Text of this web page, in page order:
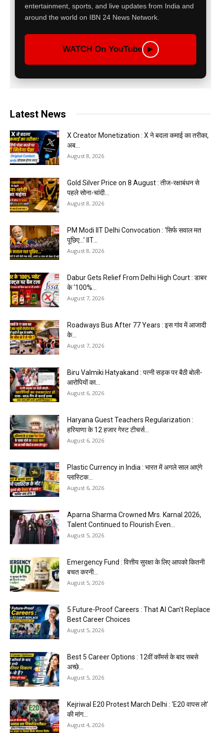
entertainment, sports, and live updates from India and
around the world on IBN 24 News Network.
WATCH On YouTube ▶
Latest News
X Creator Monetization : X ने बदला कमाई का तरीका,
अब...
August 8, 2026
Gold Silver Price on 8 August : तीज-रक्षाबंधन से
पहले सोना-चांदी...
August 8, 2026
PM Modi IIT Delhi Convocation : ‘सिर्फ सवाल मत
पूछिए…’ IIT...
August 8, 2026
Dabur Gets Relief From Delhi High Court : डाबर
के ‘100%...
August 7, 2026
Roadways Bus After 77 Years : इस गांव में आजादी
के...
August 7, 2026
Biru Valmiki Hatyakand : पत्नी सड़क पर बैठी बोली-
आरोपियों का...
August 6, 2026
Haryana Guest Teachers Regularization :
हरियाणा के 12 हजार गेस्ट टीचर्स...
August 6, 2026
Plastic Currency in India : भारत में अगले साल आएंगे
प्लास्टिक...
August 6, 2026
Aparna Sharma Crowned Mrs. Karnal 2026,
Talent Continued to Flourish Even...
August 5, 2026
Emergency Fund : वित्तीय सुरक्षा के लिए आपको कितनी
बचत करनी...
August 5, 2026
5 Future-Proof Careers : That AI Can’t Replace
Best Career Choices
August 5, 2026
Best 5 Career Options : 12वीं कॉमर्स के बाद सबसे
अच्छे...
August 5, 2026
Kejriwal E20 Protest March Delhi : ‘E20 वापस लो’
की मांग...
August 4, 2026